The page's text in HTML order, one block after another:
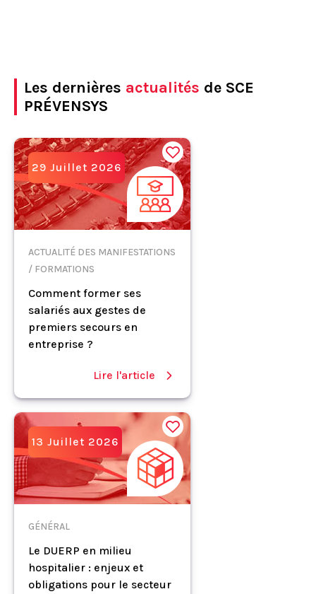
Les dernières actualités de SCE
PRÉVENSYS
29 Juillet 2026
ACTUALITÉ DES MANIFESTATIONS
/ FORMATIONS
Comment former ses
salariés aux gestes de
premiers secours en
entreprise ?
Lire l'article
13 Juillet 2026
GÉNÉRAL
Le DUERP en milieu
hospitalier : enjeux et
obligations pour le secteur